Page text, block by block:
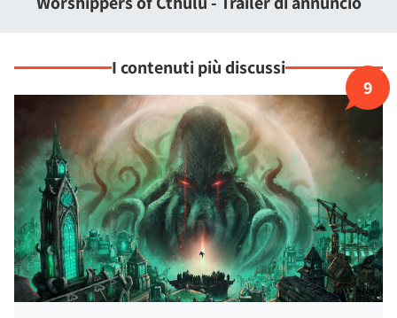
eoni e resistere alla follia che incombe su ogni tuo passo.
missione sarà sempre presente, come un morso sottile che
ti invita a voltare le spalle all'abisso.
I contenuti più discussi
9